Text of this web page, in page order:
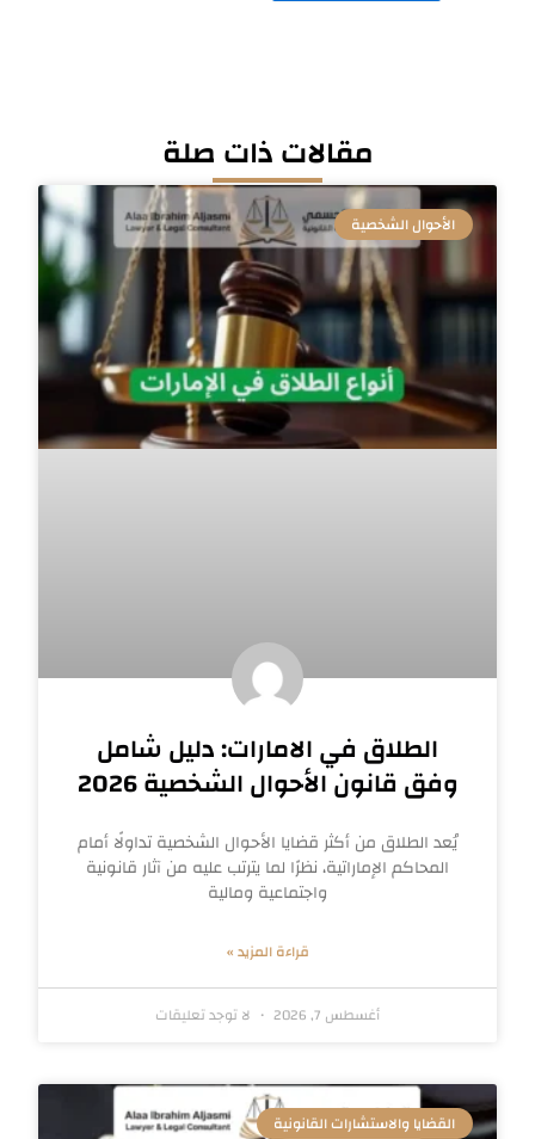
مقالات ذات صلة
الأحوال الشخصية
الطلاق في الامارات: دليل شامل
وفق قانون الأحوال الشخصية 2026
يُعد الطلاق من أكثر قضايا الأحوال الشخصية تداولًا أمام
المحاكم الإماراتية، نظرًا لما يترتب عليه من آثار قانونية
واجتماعية ومالية
قراءة المزيد »
أغسطس 7, 2026 لا توجد تعليقات
القضايا والاستشارات القانونية